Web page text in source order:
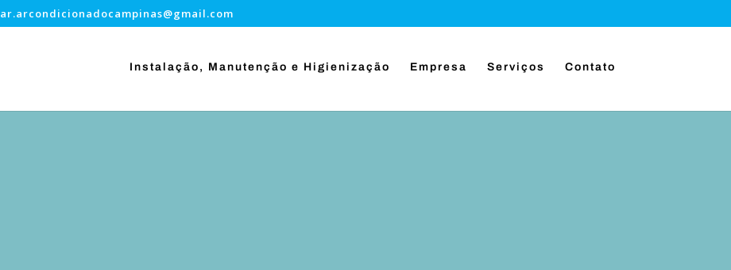
ar.arcondicionadocampinas@gmail.com
Instalação, Manutenção e Higienização Empresa Serviços Contato